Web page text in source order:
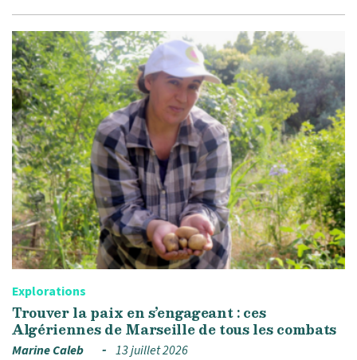
Explorations
Trouver la paix en s’engageant : ces
Algériennes de Marseille de tous les combats
Marine Caleb 13 juillet 2026